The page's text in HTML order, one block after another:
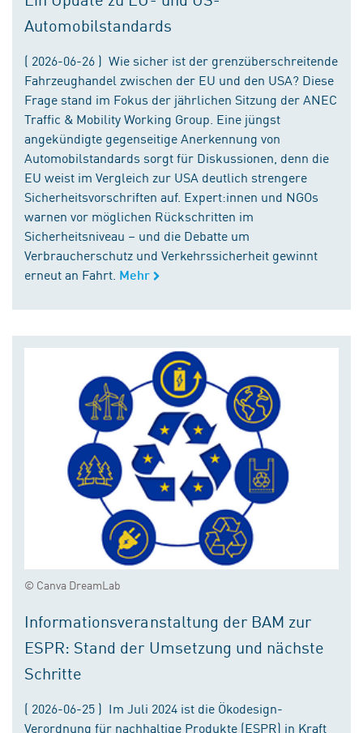
Automobilstandards
( 2026-06-26 ) Wie sicher ist der grenzüberschreitende
Fahrzeughandel zwischen der EU und den USA? Diese
Frage stand im Fokus der jährlichen Sitzung der ANEC
Traffic & Mobility Working Group. Eine jüngst
angekündigte gegenseitige Anerkennung von
Automobilstandards sorgt für Diskussionen, denn die
EU weist im Vergleich zur USA deutlich strengere
Sicherheitsvorschriften auf. Expert:innen und NGOs
warnen vor möglichen Rückschritten im
Sicherheitsniveau – und die Debatte um
Verbraucherschutz und Verkehrssicherheit gewinnt
erneut an Fahrt. Mehr
© Canva DreamLab
Informationsveranstaltung der BAM zur
ESPR: Stand der Umsetzung und nächste
Schritte
( 2026-06-25 ) Im Juli 2024 ist die Ökodesign-
Verordnung für nachhaltige Produkte (ESPR) in Kraft